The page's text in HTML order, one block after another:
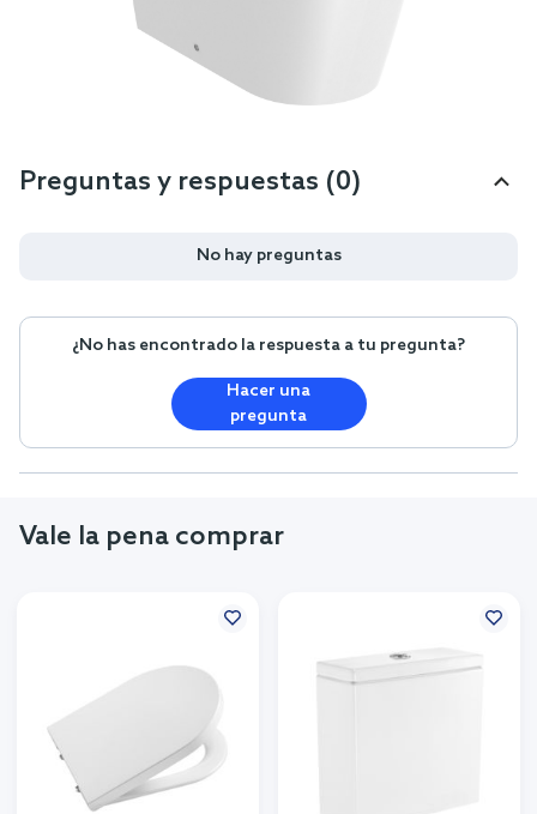
Preguntas y respuestas (0)
No hay preguntas
¿No has encontrado la respuesta a tu pregunta?
Hacer una
pregunta
Vale la pena comprar